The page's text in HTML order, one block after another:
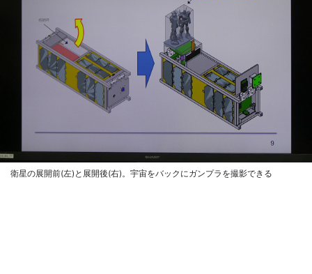
衛星の展開前(左)と展開後(右)。宇宙をバックにガンプラを撮影できる